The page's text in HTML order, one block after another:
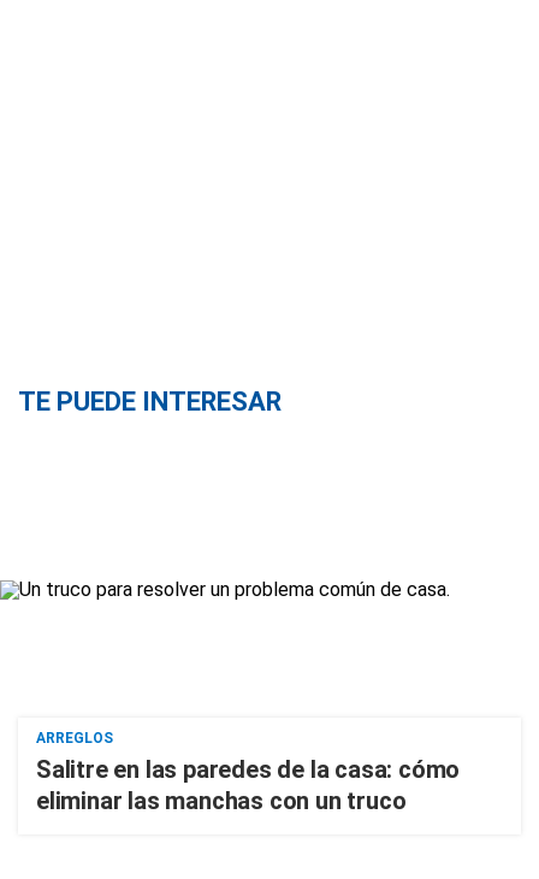
TE PUEDE INTERESAR
ARREGLOS
Salitre en las paredes de la casa: cómo
eliminar las manchas con un truco